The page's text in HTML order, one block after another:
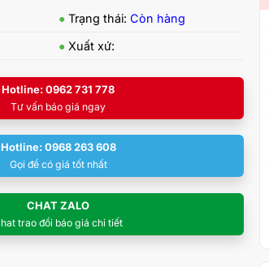
● Trạng thái: Còn hàng
● Xuất xứ:
Hotline: 0962 731 778
Tư vấn báo giá ngay
Hotline: 0968 263 608
Gọi để có giá tốt nhất
CHAT ZALO
trao đổi báo giá chi tiết